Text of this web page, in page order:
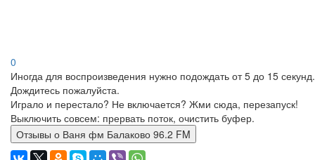
0
Иногда для воспроизведения нужно подождать от 5 до 15 секунд.
Дождитесь пожалуйста.
Играло и перестало? Не включается? Жми сюда, перезапуск!
Выключить совсем: прервать поток, очистить буфер.
Отзывы о Ваня фм Балаково 96.2 FM